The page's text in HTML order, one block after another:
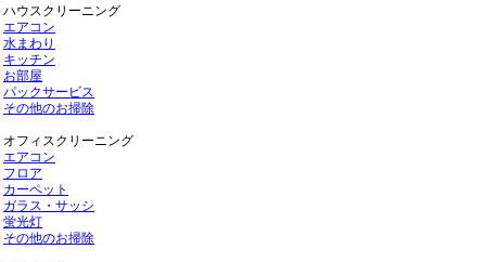
ハウスクリーニング
エアコン
水まわり
キッチン
お部屋
パックサービス
その他のお掃除
オフィスクリーニング
エアコン
フロア
カーペット
ガラス・サッシ
蛍光灯
その他のお掃除